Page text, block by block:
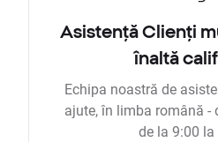
Asistență Clienți
înaltă
Echipa noastră de
ajute, în limba română -
de la 9:00 la